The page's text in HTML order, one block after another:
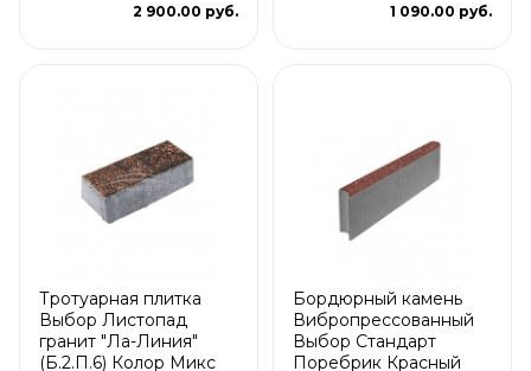
2 900.00 руб. 1 090.00 руб.
Тротуарная плитка
Выбор Листопад
гранит "Ла-Линия"
(Б.2.П.6) Колор Микс
Бордюрный камень
Вибропрессованный
Выбор Стандарт
Поребрик Красный